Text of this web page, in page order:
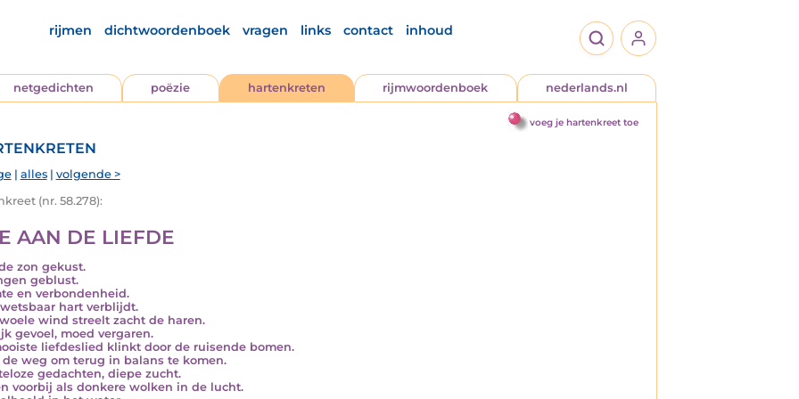
rijmen dichtwoordenboek vragen links contact inhoud
netgedichten poëzie hartenkreten rijmwoordenboek nederlands.nl
voeg je hartenkreet toe
| alles| volgende >
(nr. 58.278):
AAN DE LIEFDE
zon gekust.
geblust.
en verbondenheid.
hart verblijdt.
wind streelt zacht de haren.
gevoel, moed vergaren.
liefdeslied klinkt door de ruisende bomen.
de weg om terug in balans te komen.
gedachten, diepe zucht.
voorbij als donkere wolken in de lucht.